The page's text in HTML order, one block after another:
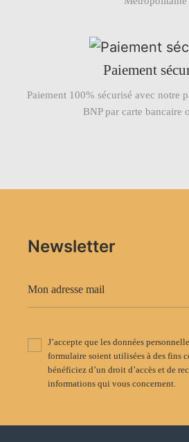
Paiement
Paiement 100% sécurisé avec notre
BNP par carte bancaire
Newsletter
J’accepte que les données
formulaire soient utilisées à des fins
bénéficiez d’un droit d’accès et de
informations qui vous concernent.